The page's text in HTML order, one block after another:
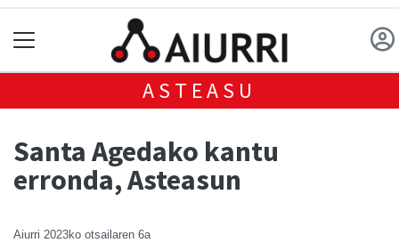
ASTEASU
Santa Agedako kantu
erronda, Asteasun
Aiurri 2023ko otsailaren 6a